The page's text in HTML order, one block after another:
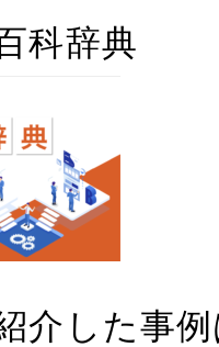
科辞典
介した事